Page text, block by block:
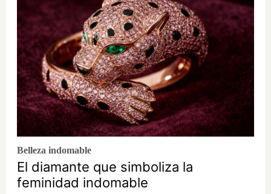
Belleza indomable
El diamante que simboliza la
feminidad indomable